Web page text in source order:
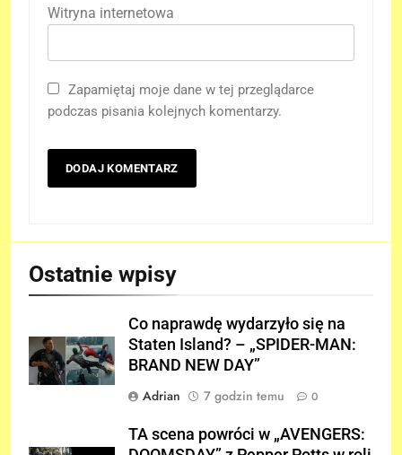
Witryna internetowa
Zapamiętaj moje dane w tej przeglądarce
podczas pisania kolejnych komentarzy.
Ostatnie wpisy
Co naprawdę wydarzyło się na
Staten Island? – „SPIDER-MAN:
BRAND NEW DAY”
Adrian
7 godzin temu 0
TA scena powróci w „AVENGERS: